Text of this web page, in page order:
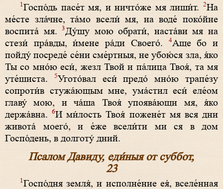
1Госпо́дь пасе́т мя, и ничто́же мя лиши́т.2На
ме́сте зла́чне, та́мо всели́ мя, на воде́ поко́йне
воспита́ мя.3Ду́шу мою обрати́, наста́ви мя на
стези́ пра́вды, и́мене ра́ди Своего́.4Аще бо и
пойду́ посреде́ се́ни сме́ртныя, не убою́ся зла, я́ко
Ты со мно́ю еси́, жезл Твой и па́лица Твоя́, та мя
уте́шиста. 5Угото́вал еси́ предо́ мно́ю трапе́зу
сопроти́в стужа́ющым мне, ума́стил еси́ еле́ом
главу́ мою, и ча́ша Твоя́ упоява́ющи мя, я́ко
держа́вна.6И ми́лость Твоя́ пожене́т мя вся дни
живота́ моего́, и е́же всели́ти ми ся в дом
Госпо́день, в долготу́ дний.
Псалом Давиду, еди́ныя от суббот,
23
1Госпо́дня земля́, и исполне́ние ея́, вселе́нная